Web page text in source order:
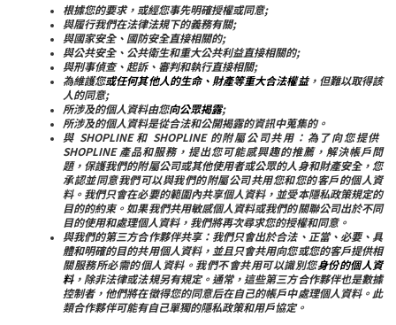
根據您的要求，或經您事先明確授權或同意;
與履行我們在法律法規下的義務有關;
與國家安全、國防安全直接相關的;
與公共安全、公共衛生和重大公共利益直接相關的;
與刑事偵查、起訴、審判和執行直接相關;
為維護您或任何其他人的生命、財產等重大合法權益，但難以取得該
人的同意;
所涉及的個人資料由您向公眾揭露;
所涉及的個人資料是從合法和公開揭露的資訊中蒐集的。
與 SHOPLINE 和 SHOPLINE 的附屬公司共用：為了向您提供
SHOPLINE 產品和服務，提出您可能感興趣的推薦，解決帳戶問
題，保護我們的附屬公司或其他使用者或公眾的人身和財產安全，您
承認並同意我們可以與我們的附屬公司共用您和您的客戶的個人資
料。我們只會在必要的範圍內共享個人資料，並受本隱私政策規定的
目的的約束。如果我們共用敏感個人資料或我們的關聯公司出於不同
目的使用和處理個人資料，我們將再次尋求您的授權和同意。
與我們的第三方合作夥伴共享：我們只會出於合法、正當、必要、具
體和明確的目的共用個人資料，並且只會共用向您或您的客戶提供相
關服務所必需的個人資料。我們不會共用可以識別您身份的個人資
料，除非法律或法規另有規定。通常，這些第三方合作夥伴也是數據
控制者，他們將在徵得您的同意后在自己的帳戶中處理個人資料。此
類合作夥伴可能有自己單獨的隱私政策和用戶協定。